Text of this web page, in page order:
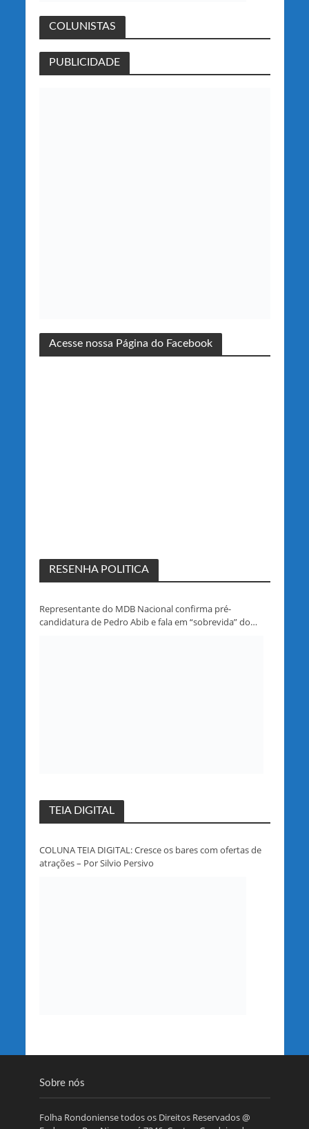
COLUNISTAS
PUBLICIDADE
Acesse nossa Página do Facebook
RESENHA POLITICA
Representante do MDB Nacional confirma pré-
candidatura de Pedro Abib e fala em “sobrevida” do
TEIA DIGITAL
COLUNA TEIA DIGITAL: Cresce os bares com ofertas de
atrações – Por Silvio Persivo
Sobre nós
Folha Rondoniense todos os Direitos Reservados @